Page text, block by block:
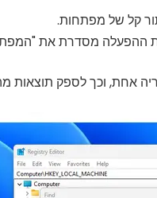
קל של מפתחות.
אחת, וכך לספק תוצאות